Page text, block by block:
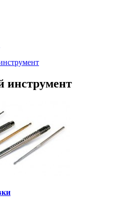
инструмент